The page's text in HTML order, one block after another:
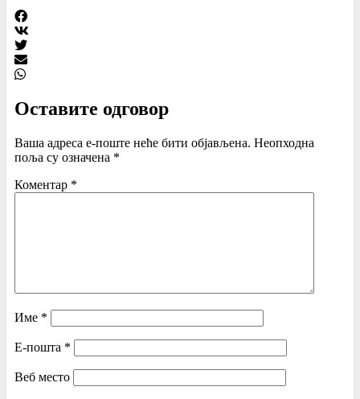
Оставите одговор
Ваша адреса е-поште неће бити објављена. Неопходна
поља су означена *
Коментар *
Име *
Е-пошта *
Веб место